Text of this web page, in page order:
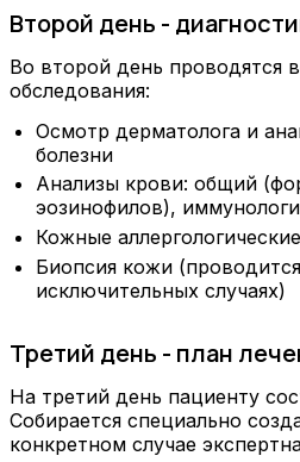
Второй день -
Во второй день проводятся
обследования:
Осмотр дерматолога и
болезни
Анализы крови: общий
эозинофилов),
Кожные
Биопсия кожи
исключительных случаях)
Третий день - план
На третий день пациенту
Собирается специально
конкретном случае